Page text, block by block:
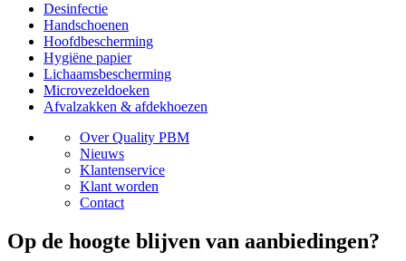
Desinfectie
Handschoenen
Hoofdbescherming
Hygiëne papier
Lichaamsbescherming
Microvezeldoeken
Afvalzakken & afdekhoezen
Over Quality PBM
Nieuws
Klantenservice
Klant worden
Contact
Op de hoogte blijven van aanbiedingen?